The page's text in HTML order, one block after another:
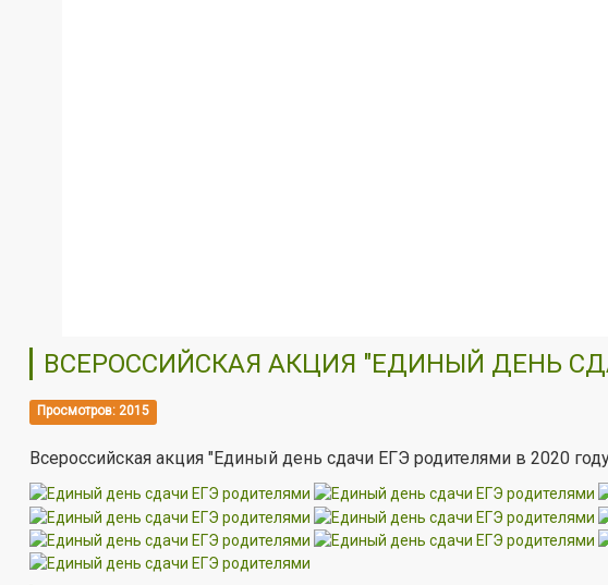
ВСЕРОССИЙСКАЯ АКЦИЯ "ЕДИНЫЙ ДЕНЬ
Просмотров: 2015
Всероссийская акция "Единый день сдачи ЕГЭ родителями в 2020